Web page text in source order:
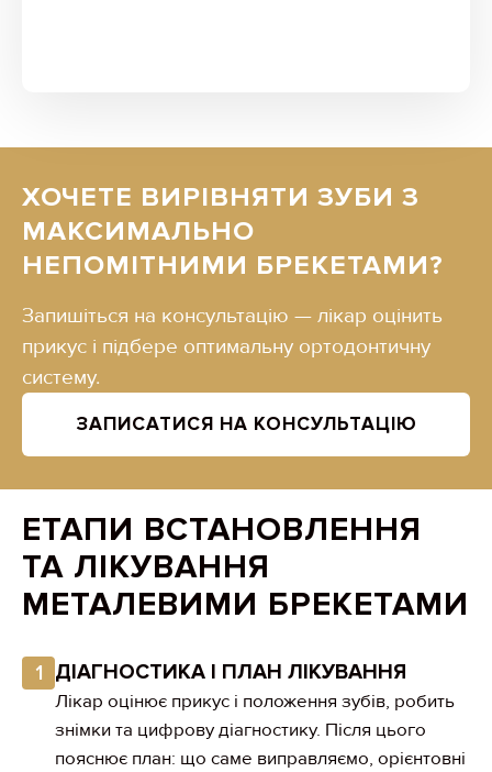
ХОЧЕТЕ ВИРІВНЯТИ ЗУБИ З
МАКСИМАЛЬНО
НЕПОМІТНИМИ БРЕКЕТАМИ?
Запишіться на консультацію — лікар оцінить
прикус і підбере оптимальну ортодонтичну
систему.
ЗАПИСАТИСЯ НА КОНСУЛЬТАЦІЮ
ЕТАПИ ВСТАНОВЛЕННЯ
ТА ЛІКУВАННЯ
МЕТАЛЕВИМИ БРЕКЕТАМИ
1 ДІАГНОСТИКА І ПЛАН ЛІКУВАННЯ
Лікар оцінює прикус і положення зубів, робить
знімки та цифрову діагностику. Після цього
пояснює план: що саме виправляємо, орієнтовні